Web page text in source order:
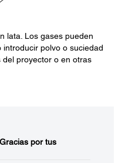
lata. Los gases pueden
polvo o suciedad
proyector o en otras
por tus